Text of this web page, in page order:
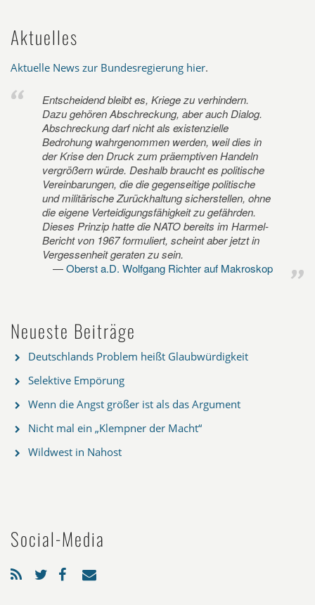
Aktuelles
Aktuelle News zur Bundesregierung hier.
Entscheidend bleibt es, Kriege zu verhindern.
Dazu gehören Abschreckung, aber auch Dialog.
Abschreckung darf nicht als existenzielle
Bedrohung wahrgenommen werden, weil dies in
der Krise den Druck zum präemptiven Handeln
vergrößern würde. Deshalb braucht es politische
Vereinbarungen, die die gegenseitige politische
und militärische Zurückhaltung sicherstellen, ohne
die eigene Verteidigungsfähigkeit zu gefährden.
Dieses Prinzip hatte die NATO bereits im Harmel-
Bericht von 1967 formuliert, scheint aber jetzt in
Vergessenheit geraten zu sein.
Oberst a.D. Wolfgang Richter auf Makroskop
Neueste Beiträge
Deutschlands Problem heißt Glaubwürdigkeit
Selektive Empörung
Wenn die Angst größer ist als das Argument
Nicht mal ein „Klempner der Macht“
Wildwest in Nahost
Social-Media